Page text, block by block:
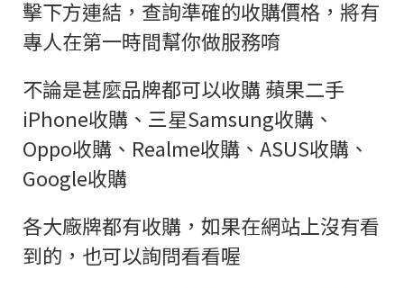
擊下方連結，查詢準確的收購價格，將有
專人在第一時間幫你做服務唷
不論是甚麼品牌都可以收購 蘋果二手
iPhone收購、三星Samsung收購、
Oppo收購、Realme收購、ASUS收購、
Google收購
各大廠牌都有收購，如果在網站上沒有看
到的，也可以詢問看看喔